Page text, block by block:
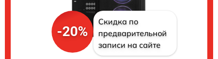
-20%
Скидка по
предварительной
записи на сайте